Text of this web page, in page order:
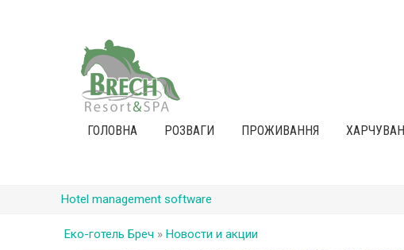
ГОЛОВНА РОЗВАГИ ПРОЖИВАННЯ
Hotel management software
Еко-готель Бреч » Новости и акции